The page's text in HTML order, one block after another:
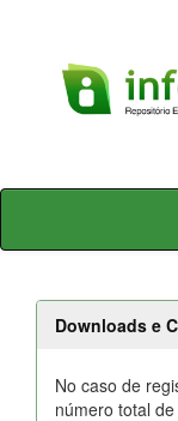
Skip
Downloads e
No caso de
número total